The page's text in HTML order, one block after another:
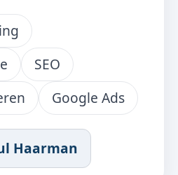
SEO
Google Ads
Haarman